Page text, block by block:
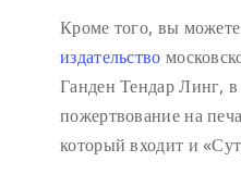
Кроме того, вы можете
издательство
Ганден Тендар Линг, в
пожертвование на
который входит и